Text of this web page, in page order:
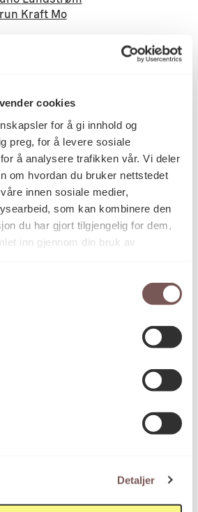
cookies
for å gi innhold og
preg, for å levere sosiale
å analysere trafikken vår. Vi deler
om hvordan du bruker nettstedet
innen sosiale medier,
som kan kombinere den
du har gjort tilgjengelig for dem,
inn gjennom din bruk av
Detaljer
Kraft Mo
på figurskjærte MDF
(hver side): 250cm